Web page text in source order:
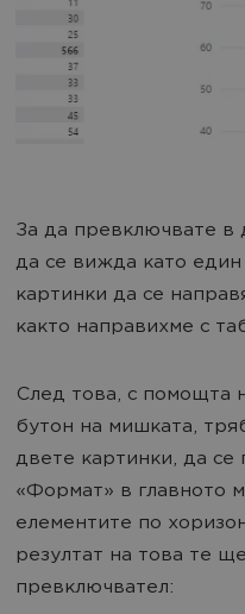
За да превключвате в
да се вижда като
картинки да се
както направихме с
След това, с помощта
бутон на мишката,
двете картинки, да
«Формат» в главното
елементите по
резултат на това те
превключвател: